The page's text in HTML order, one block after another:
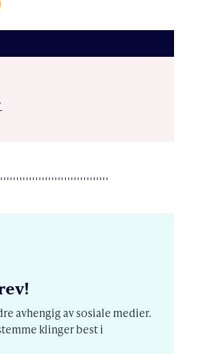
avhengig av sosiale medier.
klinger best i